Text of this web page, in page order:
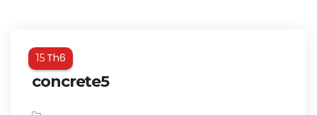
15 Th6
concrete5